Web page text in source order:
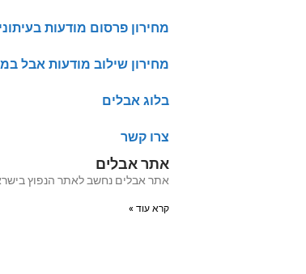
מחירון פרסום מודעות
מחירון שילוב מודעות אבל
בלוג אבלים
צרו קשר
אתר אבלים
אתר אבלים נחשב לאתר הנפוץ בישראל לפרסום מודעות אבל מעל
קרא עוד »